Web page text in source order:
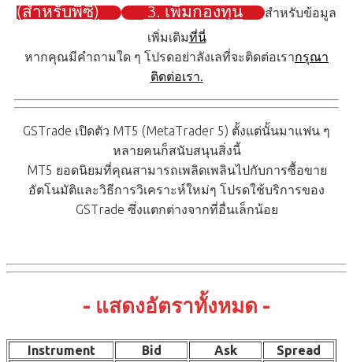
(สำหรับพีซี)
3. เพิ่มกองทุน
สำหรับข้อมูล
เพิ่มเติมที่นี่
หากคุณมีคำถามใด ๆ โปรดอย่าลังเลที่จะติดต่อเรากรุณา
ติดต่อเรา.
GSTrade เปิดตัว MT5 (MetaTrader 5) ตั้งแต่นั้นมาแฟน ๆ
หลายคนก็สนับสนุนสิ่งนี้
MT5 ยอดนิยมที่คุณสามารถเพลิดเพลินไปกับการซื้อขาย
อัตโนมัติและวิธีการวิเคราะห์ใหม่ๆ โปรดใช้บริการของ
GSTrade ซึ่งแตกต่างจากที่อื่นเล็กน้อย
- แสดงอัตราทั้งหมด -
Instrument Bid Ask
Spread